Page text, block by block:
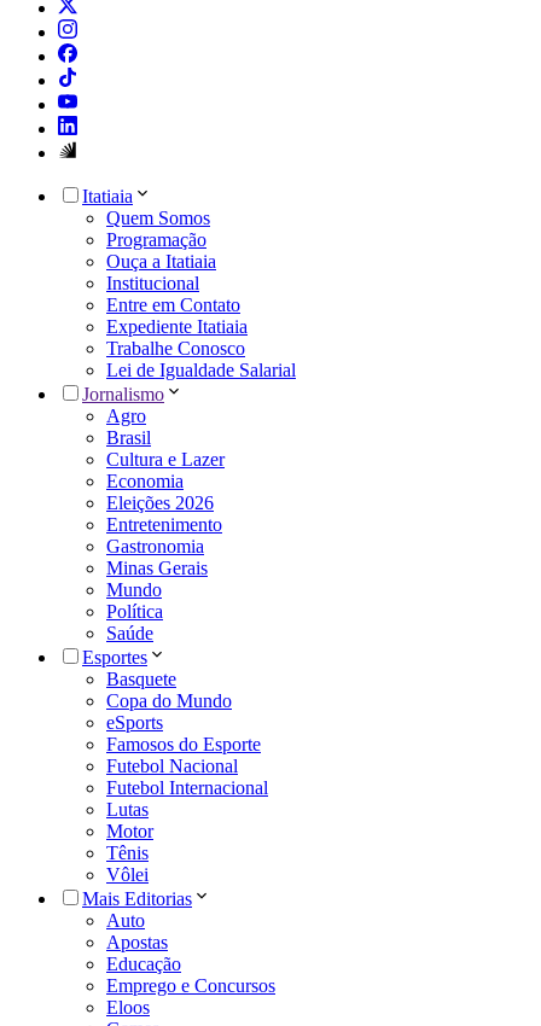
Itatiaia
Quem Somos
Programação
Ouça a Itatiaia
Institucional
Entre em Contato
Expediente Itatiaia
Trabalhe Conosco
Lei de Igualdade Salarial
Jornalismo
Agro
Brasil
Cultura e Lazer
Economia
Eleições 2026
Entretenimento
Gastronomia
Minas Gerais
Mundo
Política
Saúde
Esportes
Basquete
Copa do Mundo
eSports
Famosos do Esporte
Futebol Nacional
Futebol Internacional
Lutas
Motor
Tênis
Vôlei
Mais Editorias
Auto
Apostas
Educação
Emprego e Concursos
Eloos